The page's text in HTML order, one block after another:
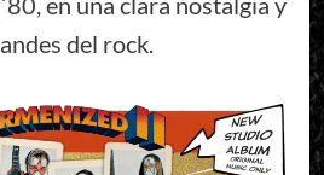
del rock.